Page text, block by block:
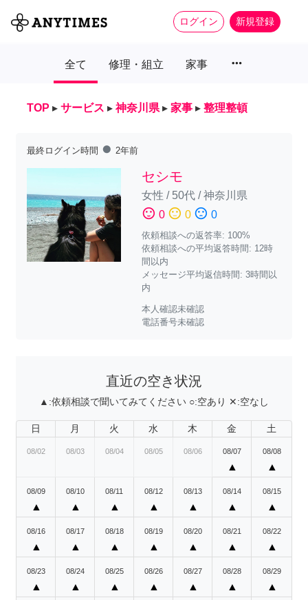
ログイン 新規登録
全て 修理・組立 家事 more_horiz
TOP ▸ サービス ▸ 神奈川県 ▸ 家事 ▸ 整理整頓
最終ログイン時間 fiber_manual_record 2年前
セシモ
女性 / 50代/神奈川県
sentiment_satisfied 0 sentiment_neutral 0 sentiment_dissatisfied 0
依頼相談への返答率: 100%
依頼相談への平均返答時間: 12時
間以内
メッセージ平均返信時間: 3時間以
内
本人確認未確認
電話番号未確認
直近の空き状況
▲:依頼相談で聞いてみてください ○:空あり ✕:空なし
日 月 火 水 木 金 土
08/02 08/03 08/04 08/05 08/06 08/07
▲
08/08
▲
08/09
▲
08/10
▲
08/11
▲
08/12
▲
08/13
▲
08/14
▲
08/15
▲
08/16
▲
08/17
▲
08/18
▲
08/19
▲
08/20
▲
08/21
▲
08/22
▲
08/23
▲
08/24
▲
08/25
▲
08/26
▲
08/27
▲
08/28
▲
08/29
▲